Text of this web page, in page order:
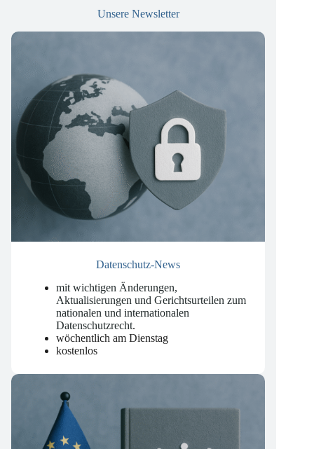
Unsere Newsletter
Datenschutz-News
mit wichtigen Änderungen,
Aktualisierungen und Gerichtsurteilen zum
nationalen und internationalen
Datenschutzrecht.
wöchentlich am Dienstag